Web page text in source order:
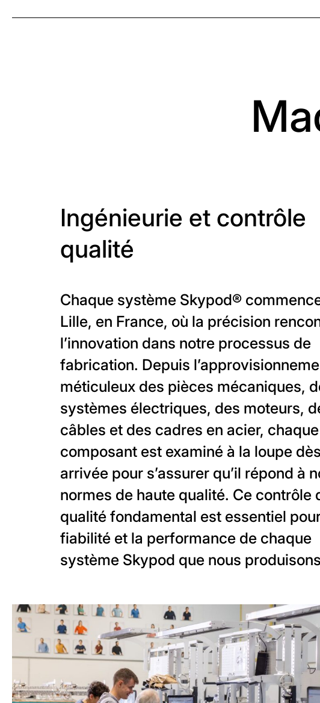
Ingénieurie et contrôle
qualité
Chaque système Skypod®
Lille, en France, où la précision
l’innovation dans notre processus de
fabrication. Depuis
méticuleux des pièces mécaniques,
systèmes électriques, des moteurs,
câbles et des cadres en acier, chaque
composant est examiné à la loupe
arrivée pour s’assurer qu’il répond à
normes de haute qualité. Ce contrôle
qualité fondamental est essentiel
fiabilité et la performance de chaque
système Skypod que nous